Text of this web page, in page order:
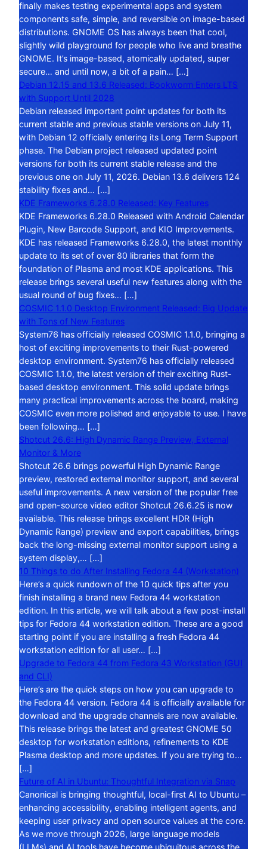
finally makes testing experimental apps and system
components safe, simple, and reversible on image-based
distributions. GNOME OS has always been that cool,
slightly wild playground for people who live and breathe
GNOME. It’s image-based, atomically updated, super
secure… and until now, a bit of a pain… […]
Debian 12.15 and 13.6 Released: Bookworm Enters LTS
with Support Until 2028
Debian released important point updates for both its
current stable and previous stable versions on July 11,
with Debian 12 officially entering its Long Term Support
phase. The Debian project released updated point
versions for both its current stable release and the
previous one on July 11, 2026. Debian 13.6 delivers 124
stability fixes and… […]
KDE Frameworks 6.28.0 Released: Key Features
KDE Frameworks 6.28.0 Released with Android Calendar
Plugin, New Barcode Support, and KIO Improvements.
KDE has released Frameworks 6.28.0, the latest monthly
update to its set of over 80 libraries that form the
foundation of Plasma and most KDE applications. This
release brings several useful new features along with the
usual round of bug fixes… […]
COSMIC 1.1.0 Desktop Environment Released: Big Update
with Tons of New Features
System76 has officially released COSMIC 1.1.0, bringing a
host of exciting improvements to their Rust-powered
desktop environment. System76 has officially released
COSMIC 1.1.0, the latest version of their exciting Rust-
based desktop environment. This solid update brings
many practical improvements across the board, making
COSMIC even more polished and enjoyable to use. I have
been following… […]
Shotcut 26.6: High Dynamic Range Preview, External
Monitor & More
Shotcut 26.6 brings powerful High Dynamic Range
preview, restored external monitor support, and several
useful improvements. A new version of the popular free
and open-source video editor Shotcut 26.6.25 is now
available. This release brings excellent HDR (High
Dynamic Range) preview and export capabilities, brings
back the long-missing external monitor support using a
system display,… […]
10 Things to do After Installing Fedora 44 (Workstation)
Here’s a quick rundown of the 10 quick tips after you
finish installing a brand new Fedora 44 workstation
edition. In this article, we will talk about a few post-install
tips for Fedora 44 workstation edition. These are a good
starting point if you are installing a fresh Fedora 44
workstation edition for all user… […]
Upgrade to Fedora 44 from Fedora 43 Workstation (GUI
and CLI)
Here’s are the quick steps on how you can upgrade to
the Fedora 44 version. Fedora 44 is officially available for
download and the upgrade channels are now available.
This release brings the latest and greatest GNOME 50
desktop for workstation editions, refinements to KDE
Plasma desktop and more updates. If you are trying to…
[…]
Future of AI in Ubuntu: Thoughtful Integration via Snap
Canonical is bringing thoughtful, local-first AI to Ubuntu –
enhancing accessibility, enabling intelligent agents, and
keeping user privacy and open source values at the core.
As we move through 2026, large language models